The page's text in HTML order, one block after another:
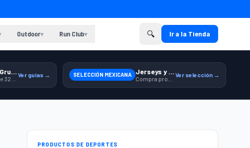
Outdoor▾ Run Club▾ 🔍 Ir a la Tienda
México líder del Grupo A Ver guías → SELECCIÓN MEXICANA Jerseys y equipamiento relacionado Ver selección →
PRODUCTOS DE DEPORTES